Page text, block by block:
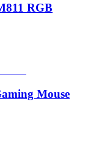
RGB
Mouse